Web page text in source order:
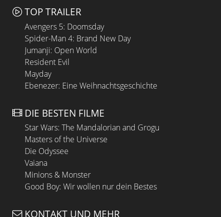
TOP TRAILER
Avengers 5: Doomsday
Spider-Man 4: Brand New Day
Jumanji: Open World
Resident Evil
Mayday
Ebenezer: Eine Weihnachtsgeschichte
DIE BESTEN FILME
Star Wars: The Mandalorian and Grogu
Masters of the Universe
Die Odyssee
Vaiana
Minions & Monster
Good Boy: Wir wollen nur dein Bestes
KONTAKT UND MEHR